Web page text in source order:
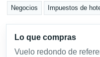
Negocios Impuestos de
Lo que compras
Vuelo redondo de